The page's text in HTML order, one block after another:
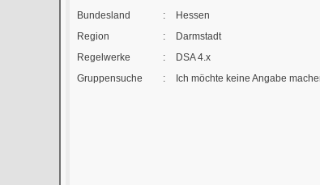
Bundesland :
Hessen
Region
:
Darmstadt
Regelwerke
:
DSA 4.x
Gruppensuche
: Ich möchte keine Angabe